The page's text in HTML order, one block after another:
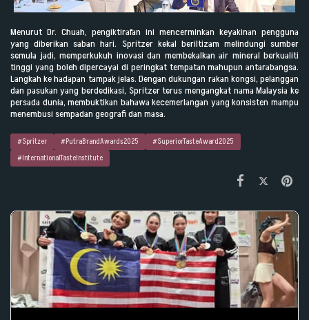
Menurut Dr. Chuah, pengiktirafan ini mencerminkan keyakinan pengguna
yang diberikan saban hari. Spritzer kekal beriltizam melindungi sumber
semula jadi, memperkukuh inovasi dan membekalkan air mineral berkualiti
tinggi yang boleh dipercayai di peringkat tempatan mahupun antarabangsa.
Langkah ke hadapan tampak jelas. Dengan dukungan rakan kongsi, pelanggan
dan pasukan yang berdedikasi, Spritzer terus mengangkat nama Malaysia ke
persada dunia, membuktikan bahawa kecemerlangan yang konsisten mampu
menembusi sempadan geografi dan masa.
#Spritzer #PutraBrandAwards2025
#SuperiorTasteAward2025
#InternationalTasteInstitute